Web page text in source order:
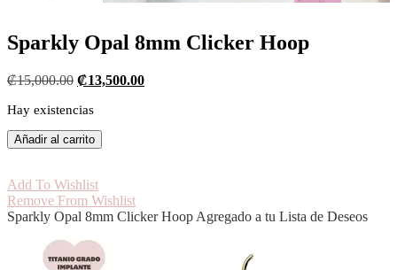
Sparkly Opal 8mm Clicker Hoop
₡15,000.00 El
original
era:
₡15,000.00.
₡13,500.00El
Hay existencias
Sparkly
Opal
Clicker
Hoop
cantidad
Añadir al carrito
Add To Wishlist
Remove From Wishlist
Sparkly Opal 8mm Clicker Hoop Agregado a tu Lista de Deseos